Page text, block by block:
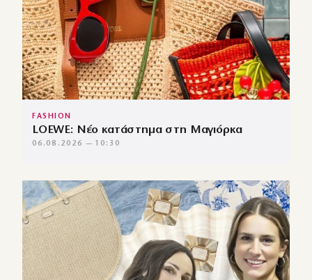
FASHION
LOEWE: Νέο κατάστημα στη Μαγιόρκα
06.08.2026 — 10:30